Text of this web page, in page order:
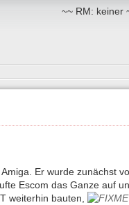
~~ RM: keiner
Er wurde zunächst
Escom das Ganze auf
weiterhin bauten,